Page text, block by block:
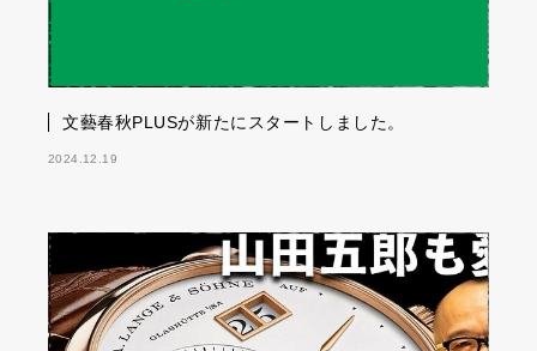
文藝春秋PLUSが新たにスタートしました。
2024.12.19